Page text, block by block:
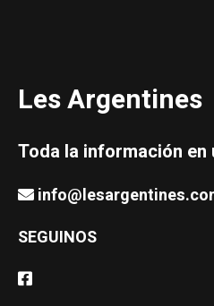
Les Argentines
Toda la información en
SEGUINOS